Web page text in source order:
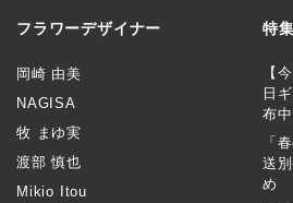
フラワーデザイナー
岡崎 由美
NAGISA
牧 まゆ実
渡部 慎也
Mikio Itou
特
【
日
布中
「
送
め